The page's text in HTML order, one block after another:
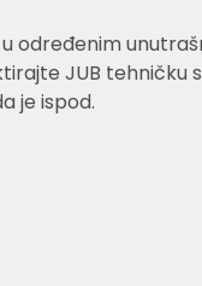
određenim
JUB tehničku
je ispod.